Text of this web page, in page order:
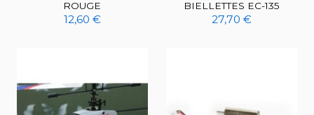
ROUGE
12,60 €
BIELLETTES EC-135
27,70 €